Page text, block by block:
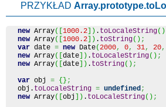
PRZYKŁAD
new Array( 1000.2 ) . toLocaleString( )
new Array( 1000.2 ) . toString( ) ;
var date = new Date(2000, 0, 31, 20,
new Array( date ) . toLocaleString( ) ;
new Array( date ) . toString( ) ;
var obj = { } ;
obj. toLocaleString = undefined;
new Array( obj ) . toLocaleString( ) ;